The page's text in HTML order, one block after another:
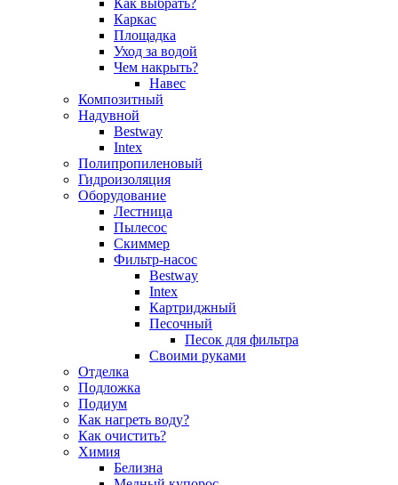
Как выбрать?
Каркас
Площадка
Уход за водой
Чем накрыть?
Навес
Композитный
Надувной
Bestway
Intex
Полипропиленовый
Гидроизоляция
Оборудование
Лестница
Пылесос
Скиммер
Фильтр-насос
Bestway
Intex
Картриджный
Песочный
Песок для фильтра
Своими руками
Отделка
Подложка
Подиум
Как нагреть воду?
Как очистить?
Химия
Белизна